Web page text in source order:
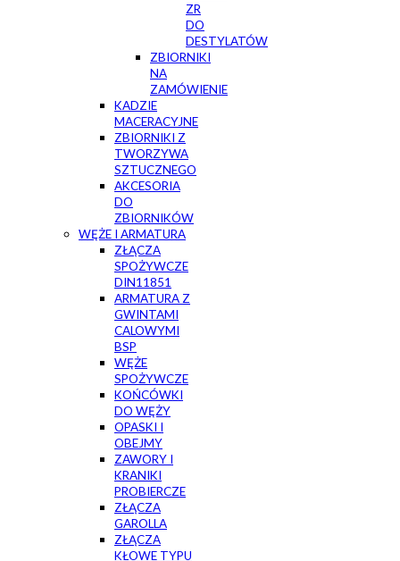
ZR
DO
DESTYLATÓW
ZBIORNIKI
NA
ZAMÓWIENIE
KADZIE
MACERACYJNE
ZBIORNIKI Z
TWORZYWA
SZTUCZNEGO
AKCESORIA
DO
ZBIORNIKÓW
WĘŻE I ARMATURA
ZŁĄCZA
SPOŻYWCZE
DIN11851
ARMATURA Z
GWINTAMI
CALOWYMI
BSP
WĘŻE
SPOŻYWCZE
KOŃCÓWKI
DO WĘŻY
OPASKI I
OBEJMY
ZAWORY I
KRANIKI
PROBIERCZE
ZŁĄCZA
GAROLLA
ZŁĄCZA
KŁOWE TYPU